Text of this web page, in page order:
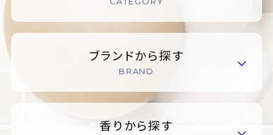
ブランドから探す
BRAND
香りから探す